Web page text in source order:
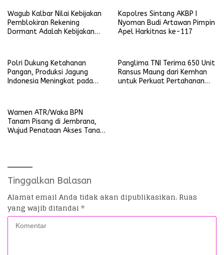
Wagub Kalbar Nilai Kebijakan
Pemblokiran Rekening
Dormant Adalah Kebijakan
Kapolres Sintang AKBP I
Nyoman Budi Artawan Pimpin
Apel Harkitnas ke-117
Polri Dukung Ketahanan
Pangan, Produksi Jagung
Indonesia Meningkat pada
Panglima TNI Terima 650 Unit
Ransus Maung dari Kemhan
untuk Perkuat Pertahanan
Wamen ATR/Waka BPN
Tanam Pisang di Jembrana,
Wujud Penataan Akses Tanah
Tinggalkan Balasan
Alamat email Anda tidak akan dipublikasikan. Ruas
yang wajib ditandai *